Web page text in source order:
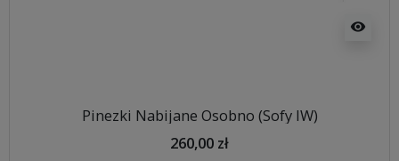
visibility
Pinezki Nabijane Osobno (Sofy IW)
260,00 zł